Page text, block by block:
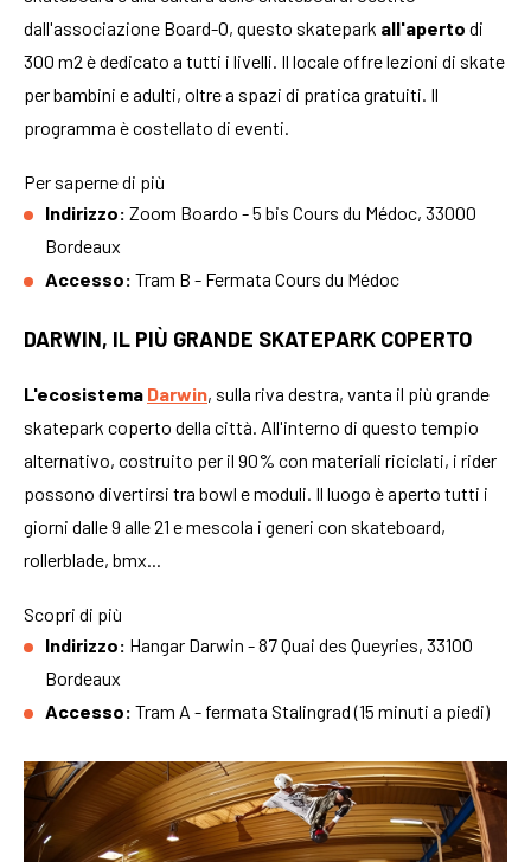
dall'associazione Board-O, questo skatepark all'aperto di
300 m2 è dedicato a tutti i livelli. Il locale offre lezioni di skate
per bambini e adulti, oltre a spazi di pratica gratuiti. Il
programma è costellato di eventi.
Per saperne di più
Indirizzo: Zoom Boardo - 5 bis Cours du Médoc, 33000
Bordeaux
Accesso: Tram B - Fermata Cours du Médoc
DARWIN, IL PIÙ GRANDE SKATEPARK COPERTO
L'ecosistema Darwin, sulla riva destra, vanta il più grande
skatepark coperto della città. All'interno di questo tempio
alternativo, costruito per il 90% con materiali riciclati, i rider
possono divertirsi tra bowl e moduli. Il luogo è aperto tutti i
giorni dalle 9 alle 21 e mescola i generi con skateboard,
rollerblade, bmx...
Scopri di più
Indirizzo: Hangar Darwin - 87 Quai des Queyries, 33100
Bordeaux
Accesso: Tram A - fermata Stalingrad (15 minuti a piedi)